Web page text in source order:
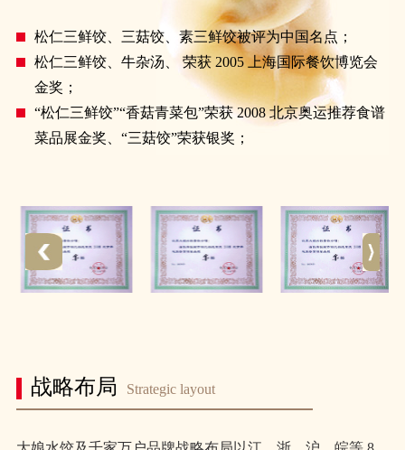
松仁三鲜饺、三菇饺、素三鲜饺被评为中国名点；
松仁三鲜饺、牛杂汤、 荣获 2005 上海国际餐饮博览会
金奖；
“松仁三鲜饺”“香菇青菜包”荣获 2008 北京奥运推荐食谱
菜品展金奖、“三菇饺”荣获银奖；
战略布局 Strategic layout